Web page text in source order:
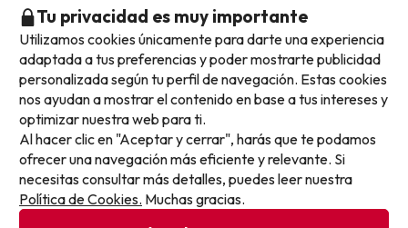
Hoteles con toboganes
Selección de la Newsletter
Los favoritos de nuestros clientes
Vacaciones en Noviembre
Métodos de pago disponibles
Condiciones generales
Tu privacidad es muy importante
Utilizamos cookies únicamente para darte una experiencia
adaptada a tus preferencias y poder mostrarte publicidad
personalizada según tu perfil de navegación. Estas cookies
nos ayudan a mostrar el contenido en base a tus intereses y
optimizar nuestra web para ti.
Al hacer clic en "Aceptar y cerrar", harás que te podamos
ofrecer una navegación más eficiente y relevante. Si
necesitas consultar más detalles, puedes leer nuestra
Política de Cookies. Muchas gracias.